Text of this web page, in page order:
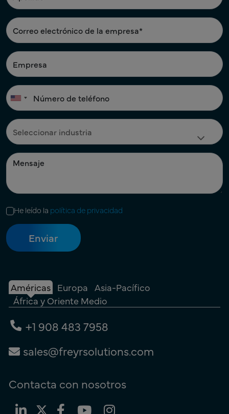
He leído la política de privacidad
Américas Europa Asia-Pacífico
África y Oriente Medio
+1 908 483 7958
sales@freyrsolutions.com
Contacta con nosotros